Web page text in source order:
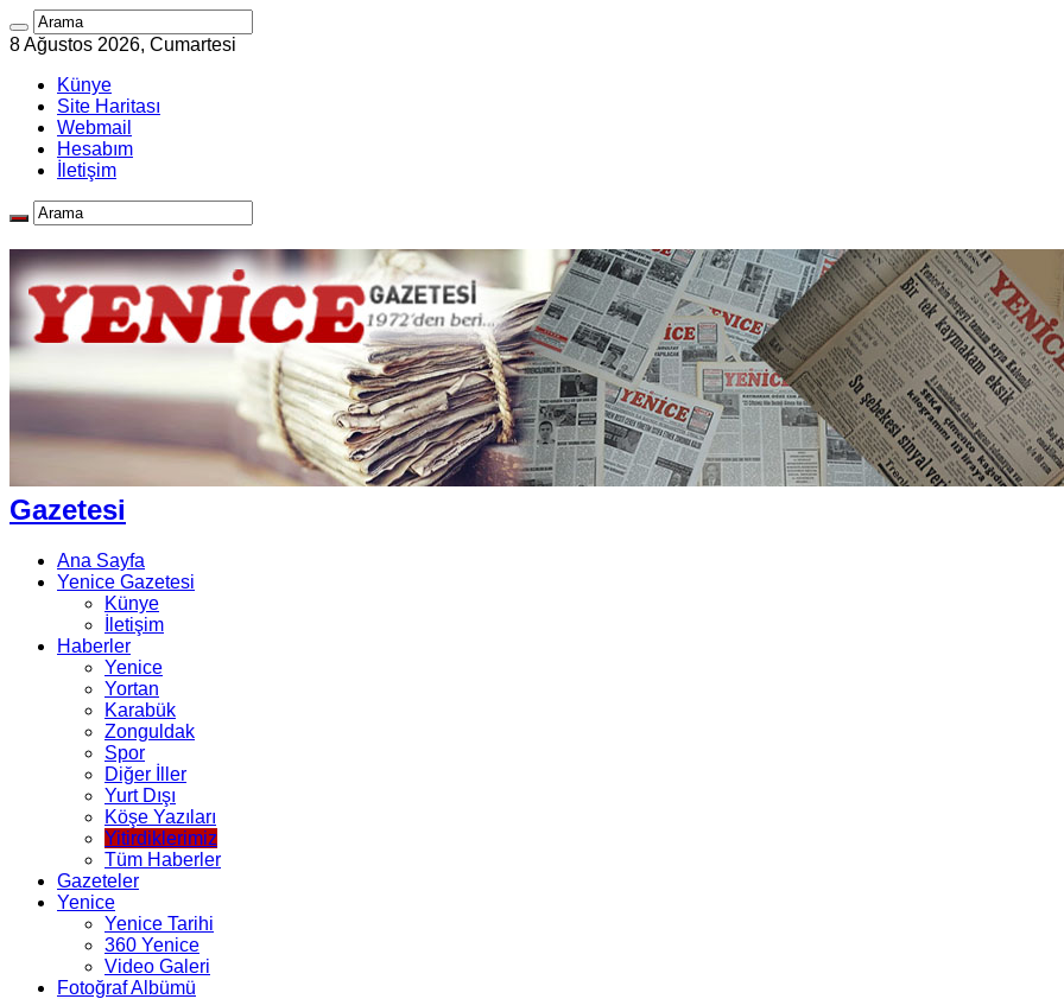
8 Ağustos 2026, Cumartesi
Künye
Site Haritası
Webmail
Hesabım
İletişim
Gazetesi
Ana Sayfa
Yenice Gazetesi
Künye
İletişim
Haberler
Yenice
Yortan
Karabük
Zonguldak
Spor
Diğer İller
Yurt Dışı
Köşe Yazıları
Yitirdiklerimiz
Tüm Haberler
Gazeteler
Yenice
Yenice Tarihi
360 Yenice
Video Galeri
Fotoğraf Albümü